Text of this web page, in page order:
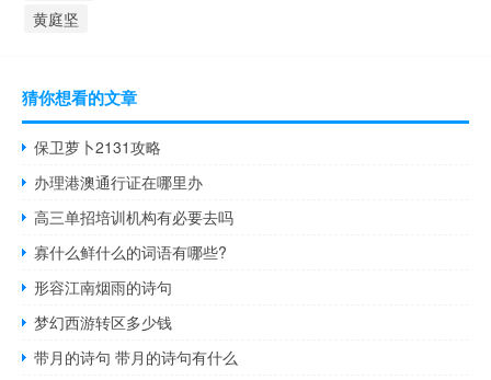
黄庭坚
猜你想看的文章
保卫萝卜2131攻略
办理港澳通行证在哪里办
高三单招培训机构有必要去吗
寡什么鲜什么的词语有哪些?
形容江南烟雨的诗句
梦幻西游转区多少钱
带月的诗句 带月的诗句有什么